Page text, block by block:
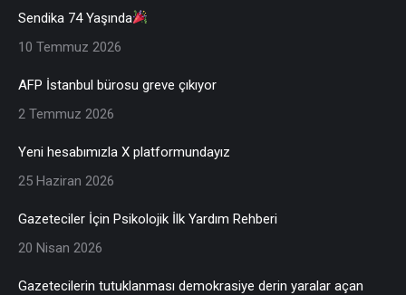
Sendika 74 Yaşında
10 Temmuz 2026
AFP İstanbul bürosu greve çıkıyor
2 Temmuz 2026
Yeni hesabımızla X platformundayız
25 Haziran 2026
Gazeteciler İçin Psikolojik İlk Yardım Rehberi
20 Nisan 2026
Gazetecilerin tutuklanması demokrasiye derin yaralar açan